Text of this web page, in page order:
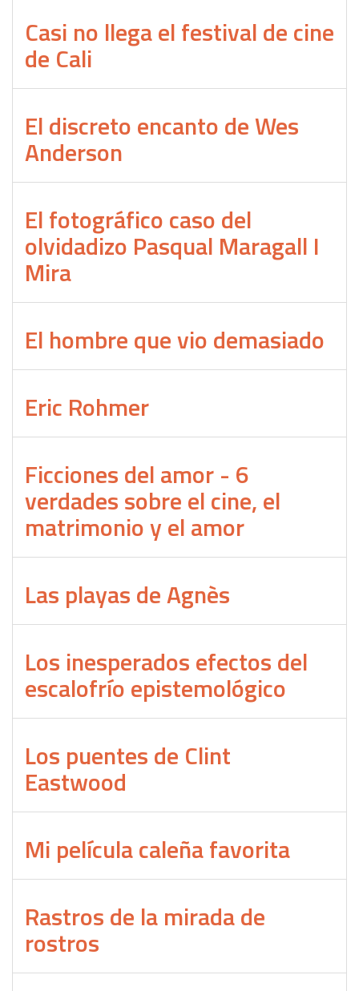
Casi no llega el festival de cine
de Cali
El discreto encanto de Wes
Anderson
El fotográfico caso del
olvidadizo Pasqual Maragall I
Mira
El hombre que vio demasiado
Eric Rohmer
Ficciones del amor - 6
verdades sobre el cine, el
matrimonio y el amor
Las playas de Agnès
Los inesperados efectos del
escalofrío epistemológico
Los puentes de Clint
Eastwood
Mi película caleña favorita
Rastros de la mirada de
rostros